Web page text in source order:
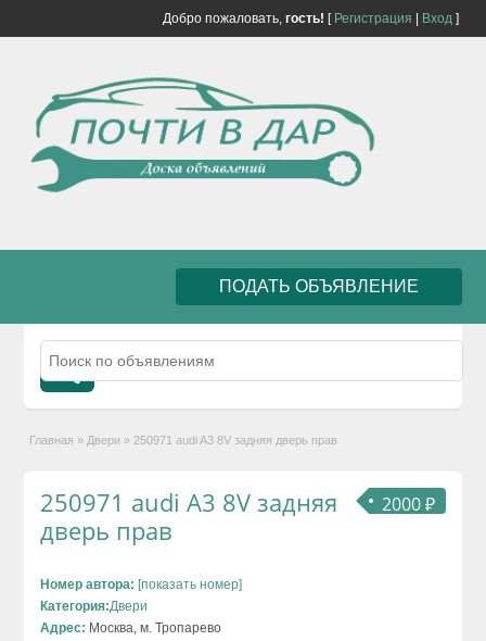
Добро пожаловать, гость! [ Регистрация Вход]
ПОДАТЬ ОБЪЯВЛЕНИЕ
Главная » Двери » 250971 audi A3 8V задняя дверь прав
2000 ₽
250971 audi A3 8V задняя
дверь прав
Номер автора: [показать номер]
Категория:Двери
Адрес: Москва, м. Тропарево